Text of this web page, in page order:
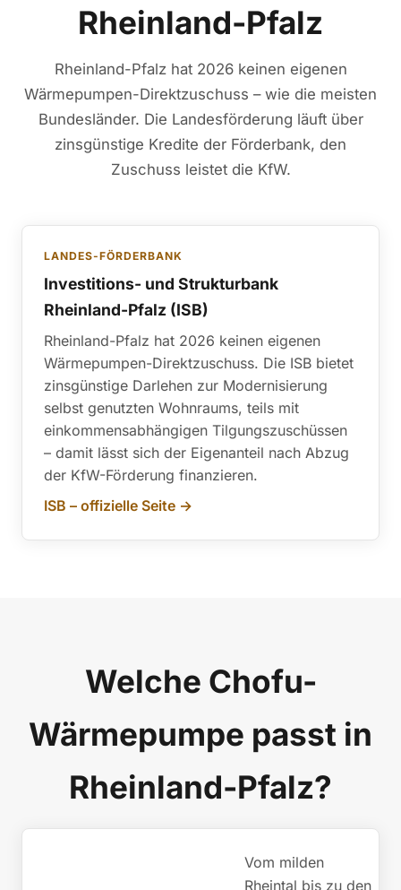
Rheinland-Pfalz
Rheinland-Pfalz hat 2026 keinen eigenen
Wärmepumpen-Direktzuschuss – wie die meisten
Bundesländer. Die Landesförderung läuft über
zinsgünstige Kredite der Förderbank, den
Zuschuss leistet die KfW.
LANDES-FÖRDERBANK
Investitions- und Strukturbank
Rheinland-Pfalz (ISB)
Rheinland-Pfalz hat 2026 keinen eigenen
Wärmepumpen-Direktzuschuss. Die ISB bietet
zinsgünstige Darlehen zur Modernisierung
selbst genutzten Wohnraums, teils mit
einkommensabhängigen Tilgungszuschüssen
– damit lässt sich der Eigenanteil nach Abzug
der KfW-Förderung finanzieren.
ISB – offizielle Seite →
Welche Chofu-
Wärmepumpe passt in
Rheinland-Pfalz?
Vom milden
Rheintal bis zu den